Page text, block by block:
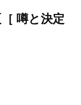
噂と決定